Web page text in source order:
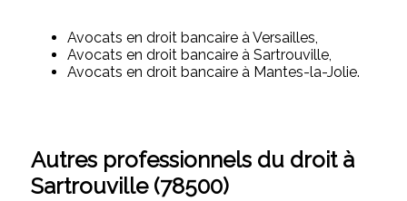
Avocats en droit bancaire à Versailles,
Avocats en droit bancaire à Sartrouville,
Avocats en droit bancaire à Mantes-la-Jolie.
Autres professionnels du droit à
Sartrouville (78500)